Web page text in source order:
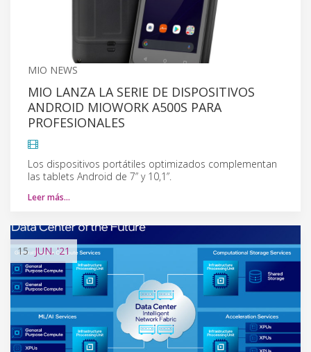
MIO NEWS
MIO LANZA LA SERIE DE DISPOSITIVOS
ANDROID MIOWORK A500S PARA
PROFESIONALES
Los dispositivos portátiles optimizados complementan
las tablets Android de 7” y 10,1”.
Leer más…
15 JUN.'21